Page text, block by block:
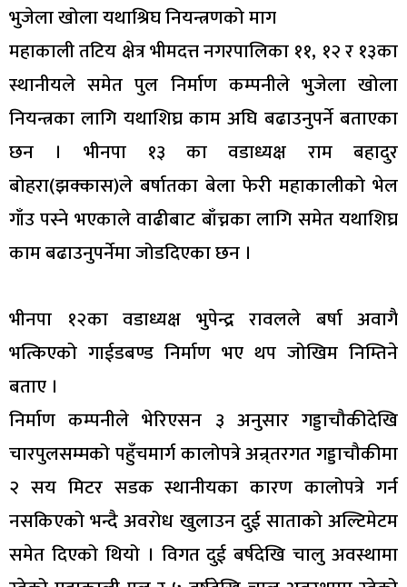
भुजेला खोला यथाश्रिघ नियन्त्रणको माग
महाकाली तटिय क्षेत्र भीमदत्त नगरपालिका ११, १२ र १३का
स्थानीयले समेत पुल निर्माण कम्पनीले भुजेला खोला
नियन्त्रका लागि यथाशिघ्र काम अघि बढाउनुपर्ने बताएका
छन । भीनपा १३ का वडाध्यक्ष राम बहादुर
बोहरा(झक्कास)ले बर्षातका बेला फेरी महाकालीको भेल
गाँउ पस्ने भएकाले वाढीबाट बाँच्नका लागि समेत यथाशिघ्र
काम बढाउनुपर्नेमा जोडदिएका छन ।
भीनपा १२का वडाध्यक्ष भुपेन्द्र रावलले बर्षा अवागै
भत्किएको गाईडबण्ड निर्माण भए थप जोखिम निम्तिने
बताए ।
निर्माण कम्पनीले भेरिएसन ३ अनुसार गड्डाचौकीदेखि
चारपुलसम्मको पहुँचमार्ग कालोपत्रे अन्र्तरगत गड्डाचौकीमा
२ सय मिटर सडक स्थानीयका कारण कालोपत्रे गर्न
नसकिएको भन्दै अवरोध खुलाउन दुई साताको अल्टिमेटम
समेत दिएको थियो । विगत दुई बर्षदेखि चालु अवस्थामा